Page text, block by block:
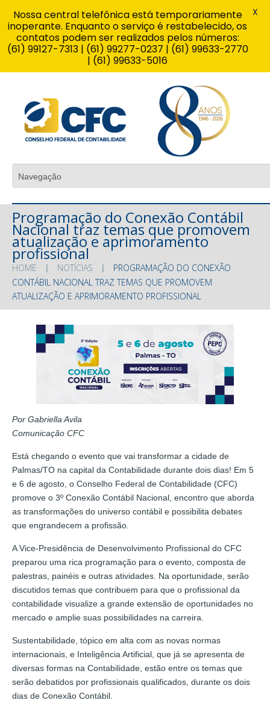
Programação do Conexão Contábil
Nacional traz temas que promovem
atualização e aprimoramento
profissional
HOME NOTÍCIAS
PROGRAMAÇÃO DO CONEXÃO
CONTÁBIL NACIONAL TRAZ TEMAS QUE PROMOVEM
ATUALIZAÇÃO E APRIMORAMENTO PROFISSIONAL
Por Gabriella Avila
Comunicação CFC
Está chegando o evento que vai transformar a cidade de
Palmas/TO na capital da Contabilidade durante dois dias! Em 5
e 6 de agosto, o Conselho Federal de Contabilidade (CFC)
promove o 3º Conexão Contábil Nacional, encontro que aborda
as transformações do universo contábil e possibilita debates
que engrandecem a profissão.
A Vice-Presidência de Desenvolvimento Profissional do CFC
preparou uma rica programação para o evento, composta de
palestras, painéis e outras atividades. Na oportunidade, serão
discutidos temas que contribuem para que o profissional da
contabilidade visualize a grande extensão de oportunidades no
mercado e amplie suas possibilidades na carreira.
Sustentabilidade, tópico em alta com as novas normas
internacionais, e Inteligência Artificial, que já se apresenta de
diversas formas na Contabilidade, estão entre os temas que
serão debatidos por profissionais qualificados, durante os dois
dias de Conexão Contábil.
Nossa central telefônica está temporariamente
inoperante. Enquanto o serviço é restabelecido, os
contatos podem ser realizados pelos números:
(61) 99127-7313 | (61) 99277-0237 | (61) 99633-2770
| (61) 99633-5016
X